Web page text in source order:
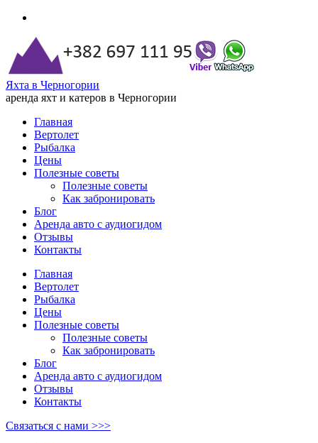
Яхта в Черногории
аренда яхт и катеров в Черногории
Главная
Вертолет
Рыбалка
Цены
Полезные советы
Полезные советы
Как забронировать
Блог
Аренда авто с аудиогидом
Отзывы
Контакты
Главная
Вертолет
Рыбалка
Цены
Полезные советы
Полезные советы
Как забронировать
Блог
Аренда авто с аудиогидом
Отзывы
Контакты
Связаться с нами >>>